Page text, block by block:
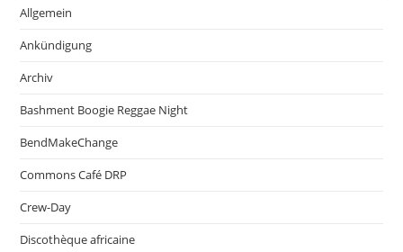
Allgemein
Ankündigung
Archiv
Bashment Boogie Reggae Night
BendMakeChange
Commons Café DRP
Crew-Day
Discothèque africaine